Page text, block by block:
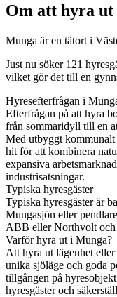
Om att hyra
Munga är en tätort i
Just nu söker 121
vilket gör det till en
Hyresefterfrågan i
Efterfrågan på att hyra
från sommaridyll till en
Med utbyggt
hit för att kombinera
expansiva
industrisatsningar.
Typiska hyresgäster
Typiska hyresgäster är
Mungasjön eller
ABB eller Northvolt och
Varför hyra ut i Munga?
Att hyra ut lägenhet
unika sjöläge och goda
tillgången på
hyresgäster och